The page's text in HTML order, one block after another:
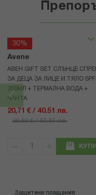
30%
Avene
АВЕН GIFT SET СЛЪНЦЕ
ЗА ДЕЦА ЗА ЛИЦЕ И ТЯЛО
200МЛ + ТЕРМАЛНА ВОДА +
ЧАНТА
20,71 € / 40.51 лв.
29,59 € / 57.87 лв.
КУПИ
Защитени плащания